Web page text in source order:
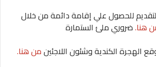
للحصول علي إقامة دائمة من خلال
هنا.ضروري ملئ الستمارة
من هنا.